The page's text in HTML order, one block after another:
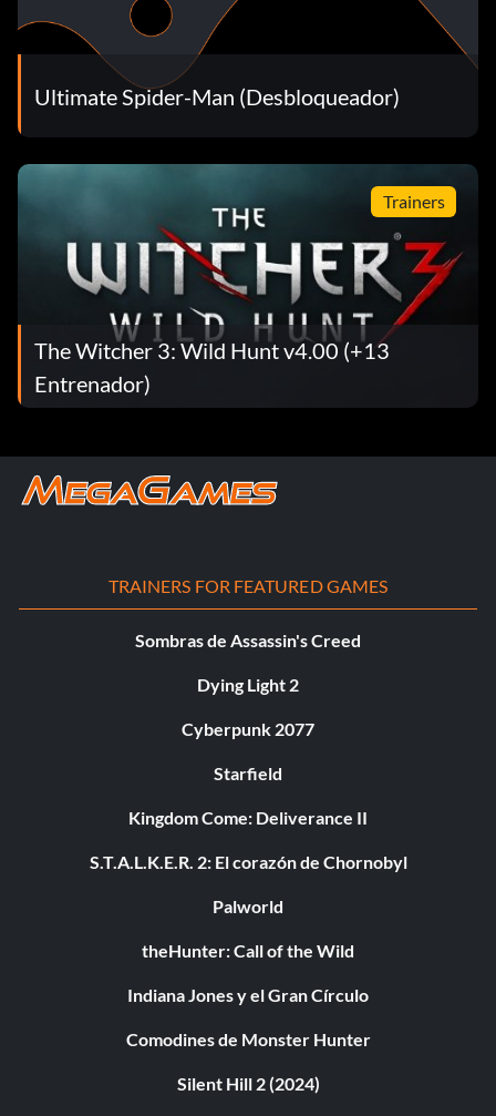
Ultimate Spider-Man (Desbloqueador)
Trainers
The Witcher 3: Wild Hunt v4.00 (+13
Entrenador)
TRAINERS FOR FEATURED GAMES
Sombras de Assassin's Creed
Dying Light 2
Cyberpunk 2077
Starfield
Kingdom Come: Deliverance II
S.T.A.L.K.E.R. 2: El corazón de Chornobyl
Palworld
theHunter: Call of the Wild
Indiana Jones y el Gran Círculo
Comodines de Monster Hunter
Silent Hill 2 (2024)